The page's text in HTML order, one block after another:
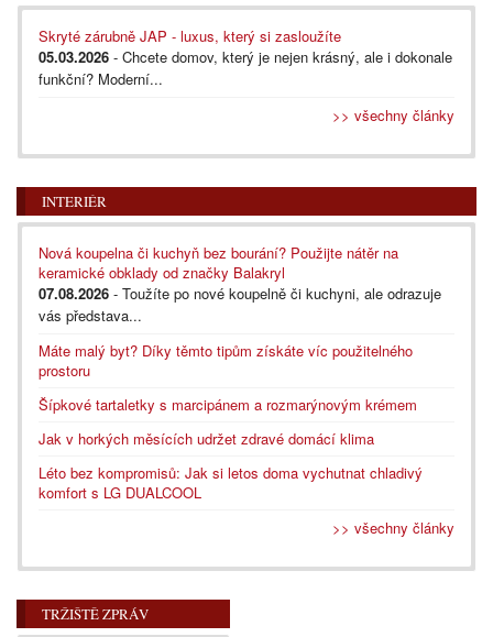
Skryté zárubně JAP - luxus, který si zasloužíte
05.03.2026 - Chcete domov, který je nejen krásný, ale i dokonale
funkční? Moderní...
>> všechny články
INTERIÉR
Nová koupelna či kuchyň bez bourání? Použijte nátěr na
keramické obklady od značky Balakryl
07.08.2026 - Toužíte po nové koupelně či kuchyni, ale odrazuje
vás představa...
Máte malý byt? Díky těmto tipům získáte víc použitelného
prostoru
Šípkové tartaletky s marcipánem a rozmarýnovým krémem
Jak v horkých měsících udržet zdravé domácí klima
Léto bez kompromisů: Jak si letos doma vychutnat chladivý
komfort s LG DUALCOOL
>> všechny články
TRŽIŠTĚ ZPRÁV